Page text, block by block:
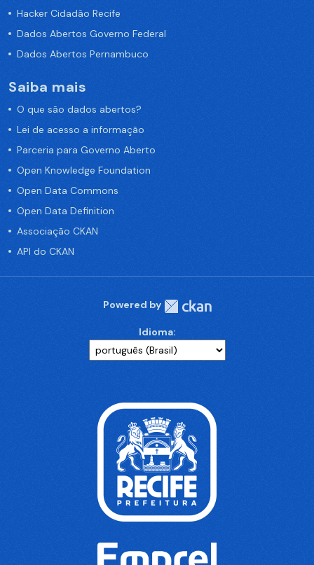
Hacker Cidadão Recife
Dados Abertos Governo Federal
Dados Abertos Pernambuco
Saiba mais
O que são dados abertos?
Lei de acesso a informação
Parceria para Governo Aberto
Open Knowledge Foundation
Open Data Commons
Open Data Definition
Associação CKAN
API do CKAN
Powered by
Idioma